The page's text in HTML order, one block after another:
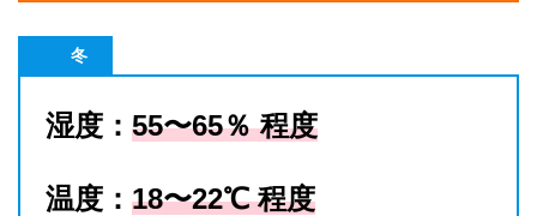
冬
湿度： 55〜65％ 程度
温度： 18〜22℃程度